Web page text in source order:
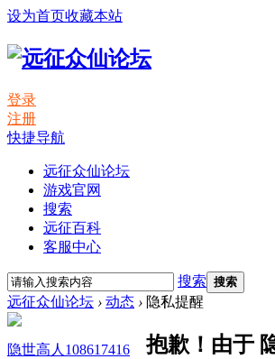
设为首页收藏本站
登录
注册
快捷导航
远征众仙论坛
游戏官网
搜索
远征百科
客服中心
搜索 搜索
远征众仙论坛 › 动态 › 隐私提醒
隐世高人108617416 抱歉！由于